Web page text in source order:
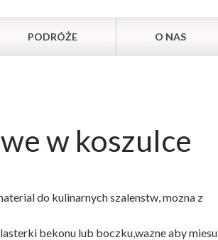
PODRÓŻE O NAS
w koszulce
do kulinarnych szalenstw, mozna z
bekonu lub boczku,wazne aby miesu